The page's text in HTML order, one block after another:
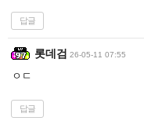
답글
롯데검 26-05-11 07:55
ㅇㄷ
답글